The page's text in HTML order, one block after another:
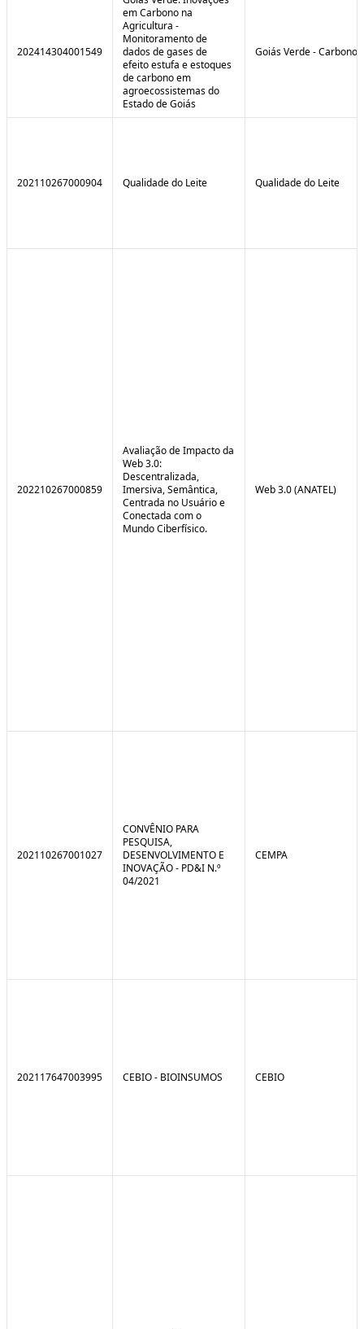
202414304001549
em Carbono na
Agricultura -
Monitoramento de
dados de gases de
efeito estufa e estoques
de carbono em
agroecossistemas do
Estado de Goiás
Goiás Verde - Carbono
202110267000904 Qualidade do Leite Qualidade do Leite
202210267000859
Avaliação de Impacto da
Web 3.0:
Descentralizada,
Imersiva, Semântica,
Centrada no Usuário e
Conectada com o
Mundo Ciberfísico.
Web 3.0 (ANATEL)
202110267001027
CONVÊNIO PARA
PESQUISA,
DESENVOLVIMENTO E
INOVAÇÃO - PD&I N.º
04/2021
CEMPA
202117647003995 CEBIO - BIOINSUMOS CEBIO